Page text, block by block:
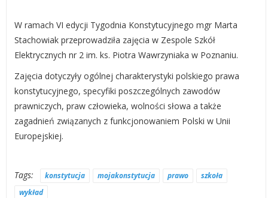
W ramach VI edycji Tygodnia Konstytucyjnego mgr Marta
Stachowiak przeprowadziła zajęcia w Zespole Szkół
Elektrycznych nr 2 im. ks. Piotra Wawrzyniaka w Poznaniu.
Zajęcia dotyczyły ogólnej charakterystyki polskiego prawa
konstytucyjnego, specyfiki poszczególnych zawodów
prawniczych, praw człowieka, wolności słowa a także
zagadnień związanych z funkcjonowaniem Polski w Unii
Europejskiej.
Tags: konstytucja mojakonstytucja prawo
szkoła
wykład